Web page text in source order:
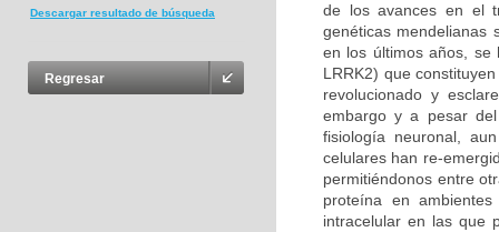
Descargar resultado de búsqueda
Regresar
de los avances en el
genéticas mendelianas
en los últimos años, se
LRRK2) que
revolucionado y
embargo y a pesar
fisiología neuronal,
celulares han re-
permitiéndonos entre
proteína en
intracelular en las que